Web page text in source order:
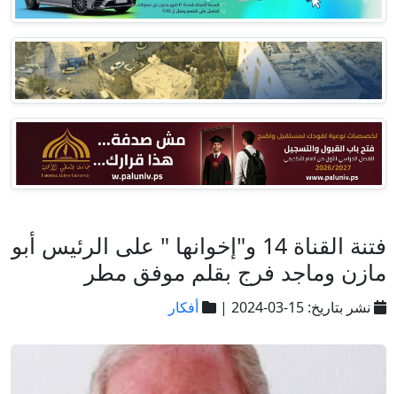
فتنة القناة 14 و"إخوانها " على الرئيس أبو
مازن وماجد فرج بقلم موفق مطر
نشر بتاريخ: 15-03-2024 | أفكار